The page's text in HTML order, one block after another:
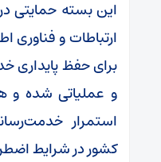
این بسته حمایتی
ارتباطات و
برای حفظ پایداری
و عملیاتی شده و
استمرار
کشور در شرایط